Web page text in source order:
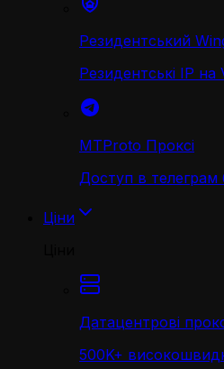
Резидентський
Резидентські IP на
MTProto Проксі
Доступ в телеграм
Ціни
Датацентрові
500K+